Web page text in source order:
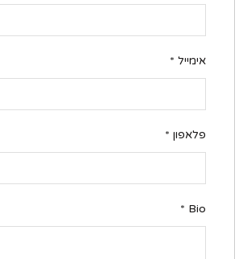
אימייל *
פלאפון *
Bio
*